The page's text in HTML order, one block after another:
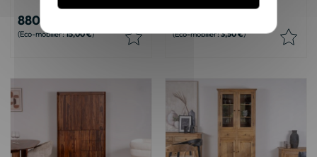
880,00 €
15,00 € 3,50 €